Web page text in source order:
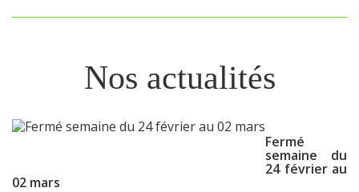
Nos actualités
Fermé
semaine du
24 février au
02 mars